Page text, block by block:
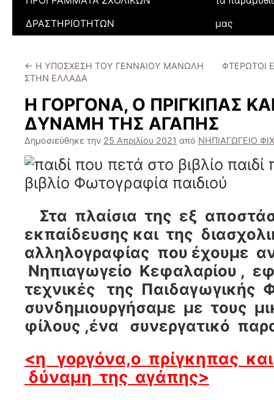
ΔΡΑΣΤΗΡΙΟΤΗΤΩΝ
μας
← Η ΥΠΟΣΧΕΣΗ ΤΟΥ ΓΕΝΝΑΙΟΥ ΜΑΝΩΛΗ
ΣΤΗΝ ΕΛΛΑΔΑ
ΦΤΕΡΩΤΟΙ
Η ΓΟΡΓΟΝΑ, Ο ΠΡΙΓΚΙΠΑΣ
ΔΥΝΑΜΗ ΤΗΣ ΑΓΑΠΗΣ
Δημοσιεύθηκε την 25 Απριλίου 2021 από ΝΗΠΙΑΓΩΓΕΙΟ
Στα πλαίσια της εξ
εκπαίδευσης και της
αλληλογραφίας που έχουμε
Νηπιαγωγείο Κεφαλαρίου ,
τεχνικές της Παιδαγωγικής
συνδημιουργήσαμε με τους
φίλους ,ένα συνεργατικό
<η γοργόνα,ο πρίγκηπας
δύναμη της αγάπης>